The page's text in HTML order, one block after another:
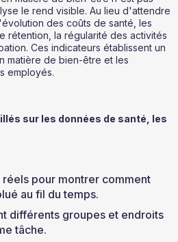
le rend visible. Au lieu d'attendre
des coûts de santé, les
rétention, la régularité des activités
Ces indicateurs établissent un
matière de bien-être et les
employés.
sur les données de santé, les
pour montrer comment
au fil du temps.
différents groupes et endroits
tâche.